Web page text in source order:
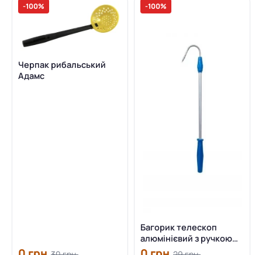
-100%
Черпак рибальський
Адамс
-100%
Багорик телескоп
алюмінієвий з ручкою
пластик